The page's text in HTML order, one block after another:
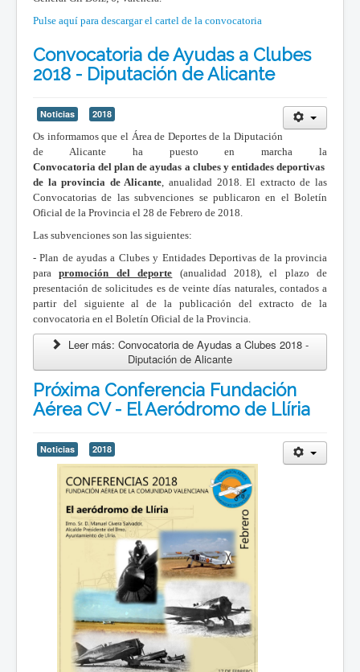
Pulse aquí para descargar el cartel de la convocatoria
Convocatoria de Ayudas a Clubes
2018 - Diputación de Alicante
Noticias
2018
Os informamos que el Área de Deportes de la Diputación
de Alicante ha puesto en marcha la
Convocatoria del plan de ayudas a clubes y entidades deportivas
de la provincia de Alicante , anualidad 2018. El extracto de las
Convocatorias de las subvenciones se publicaron en el Boletín
Oficial de la Provincia el 28 de Febrero de 2018.
Las subvenciones son las siguientes:
- Plan de ayudas a Clubes y Entidades Deportivas de la provincia
parapromoción del deporte (anualidad 2018), el plazo de
presentación de solicitudes es de veinte días naturales, contados a
partir del siguiente al de la publicación del extracto de la
convocatoria en el Boletín Oficial de la Provincia.
Leer más: Convocatoria de Ayudas a Clubes 2018 -
Diputación de Alicante
Próxima Conferencia Fundación
Aérea CV - El Aeródromo de Llíria
Noticias 2018